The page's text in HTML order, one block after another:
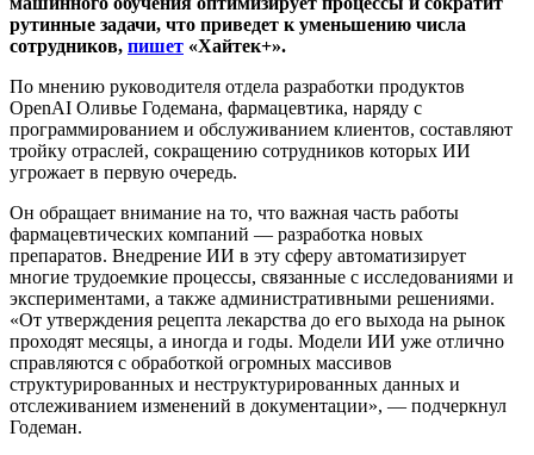
рутинные задачи, что приведет к уменьшению числа
сотрудников, пишет «Хайтек+».
По мнению руководителя отдела разработки продуктов
OpenAI Оливье Годемана, фармацевтика, наряду с
программированием и обслуживанием клиентов, составляют
тройку отраслей, сокращению сотрудников которых ИИ
угрожает в первую очередь.
Он обращает внимание на то, что важная часть работы
фармацевтических компаний — разработка новых
препаратов. Внедрение ИИ в эту сферу автоматизирует
многие трудоемкие процессы, связанные с исследованиями и
экспериментами, а также административными решениями.
«От утверждения рецепта лекарства до его выхода на рынок
проходят месяцы, а иногда и годы. Модели ИИ уже отлично
справляются с обработкой огромных массивов
структурированных и неструктурированных данных и
отслеживанием изменений в документации», — подчеркнул
Годеман.